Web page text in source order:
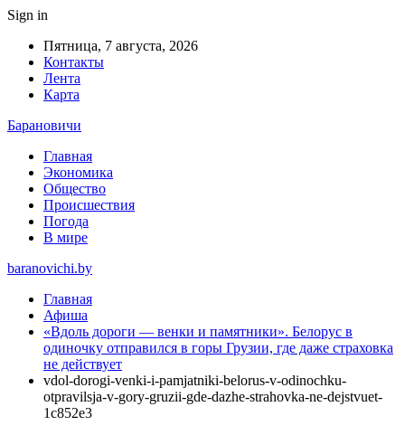
Sign in
Пятница, 7 августа, 2026
Контакты
Лента
Карта
Барановичи
Главная
Экономика
Общество
Происшествия
Погода
В мире
baranovichi.by
Главная
Афиша
«Вдоль дороги — венки и памятники». Белорус в
одиночку отправился в горы Грузии, где даже страховка
не действует
vdol-dorogi-venki-i-pamjatniki-belorus-v-odinochku-
otpravilsja-v-gory-gruzii-gde-dazhe-strahovka-ne-dejstvuet-
1c852e3